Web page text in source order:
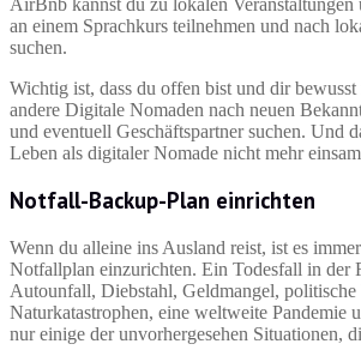
an einem Sprachkurs teilnehmen und nach
suchen.
Wichtig ist, dass du offen bist und dir bewusst
andere Digitale Nomaden nach neuen
und eventuell Geschäftspartner suchen. Und
Leben als digitaler Nomade nicht mehr
Notfall-Backup-Plan einrichten
Wenn du alleine ins Ausland reist, ist es
Notfallplan einzurichten. Ein Todesfall in der
Autounfall, Diebstahl, Geldmangel, politische
Naturkatastrophen, eine weltweite Pandemie
nur einige der unvorhergesehen Situationen,